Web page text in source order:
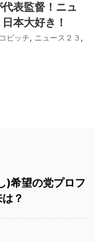
表監督！ニュ
本大好き！
ビッチ, ニュース２３ ,
)希望の党プロフ
？